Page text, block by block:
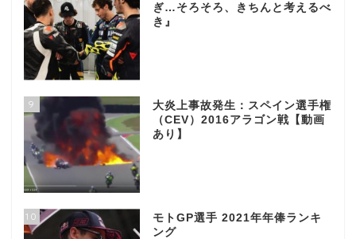
ぎ…そろそろ、きちんと考えるべ
き』
9
大炎上事故発生：スペイン選手権
（CEV）2016アラゴン戦【動画
あり】
10
モトGP選手 2021年年俸ランキ
ング